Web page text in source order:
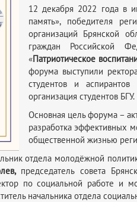
12 декабря 2022 года в
память», победителя
организаций Брянской
граждан Российской
«Патриотическое
форума выступили
студентов и
организация студентов БГУ.
Основная цель форума –
разработка эффективных
общественной жизнью
отдела молодёжной
председатель совета
по социальной работе и
начальника отдела